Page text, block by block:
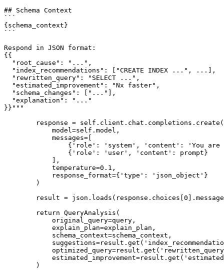
## Schema Context
```
{schema_context}
```
Respond in JSON format:
{{
  "root_cause": "...",
  "index_recommendations": ["CREATE INDEX ...", ...],
  "rewritten_query": "SELECT ...",
  "estimated_improvement": "Nx faster",
  "schema_changes": ["..."],
  "explanation": "..."
}}"""
        response = self.client.chat.completions.create(
            model=self.model,
            messages=[
{'role': 'system', 'content': 'You
                {'role': 'user', 'content': prompt}
            ],
            temperature=0.1,
            response_format={'type': 'json_object'}
        )
result =
        return QueryAnalysis(
            original_query=query,
            explain_plan=explain_plan,
            schema_context=schema_context,
        )